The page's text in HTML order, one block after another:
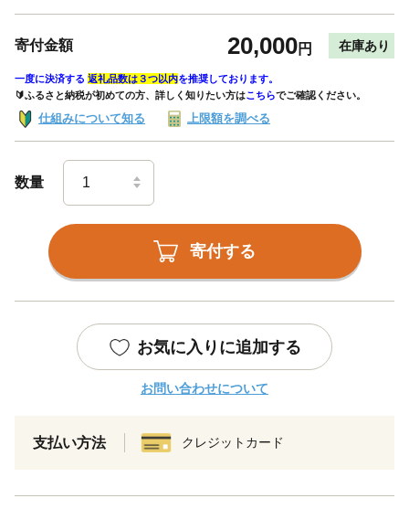
寄付金額 20,000円 在庫あり
一度に決済する 返礼品数は３つ以内を推奨しております。
🔰ふるさと納税が初めての方、詳しく知りたい方はこちらでご確認ください。
仕組みについて知る 上限額を調べる
数量
寄付する
お気に入りに追加する
お問い合わせについて
支払い方法 クレジットカード